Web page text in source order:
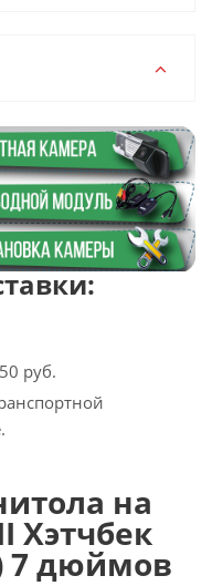
руб.
на
Хэтчбек
7 дюймов